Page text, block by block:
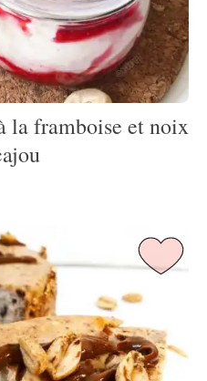
la framboise et noix